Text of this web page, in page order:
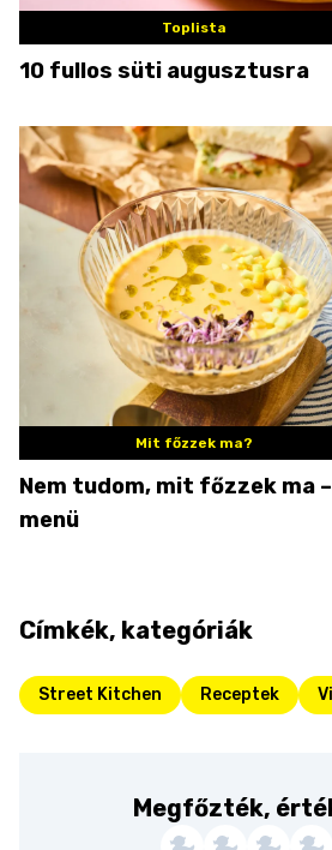
Toplista
10 fullos süti augusztusra
Mit főzzek ma?
Nem tudom, mit főzzek ma
menü
Címkék, kategóriák
Street Kitchen Receptek
Megfőzték,